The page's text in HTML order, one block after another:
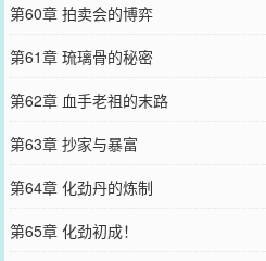
第60章 拍卖会的博弈
第61章 琉璃骨的秘密
第62章 血手老祖的末路
第63章 抄家与暴富
第64章 化劲丹的炼制
第65章 化劲初成！